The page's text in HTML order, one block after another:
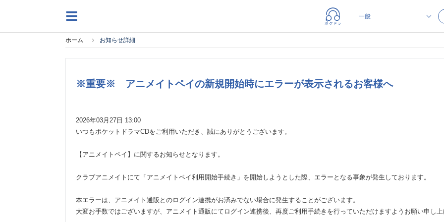
ホーム お知らせ詳細
※重要※ アニメイトペイの新規開始時にエラーが表示されるお客様へ
2026年03月27日 13:00
いつもポケットドラマCDをご利用いただき、誠にありがとうございます。
【アニメイトペイ】に関するお知らせとなります。
クラブアニメイトにて「アニメイトペイ利用開始手続き」を開始しようとした際、エラーとなる事象が発生しております。
本エラーは、アニメイト通販とのログイン連携がお済みでない場合に発生することがございます。
大変お手数ではございますが、アニメイト通販にてログイン連携後、再度ご利用手続きを行っていただけますようお願い申し